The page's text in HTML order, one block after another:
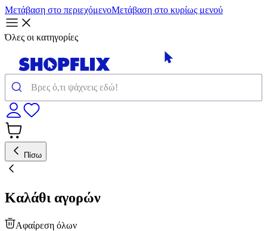
Μετάβαση στο περιεχόμενοΜετάβαση στο κυρίως μενού
Όλες οι κατηγορίες
Πίσω
Καλάθι αγορών
Αφαίρεση όλων